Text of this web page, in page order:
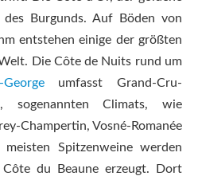
Burgunds. Auf Böden von
entstehen einige der größten
Die Côte de Nuits rund um
umfasst Grand-Cru-
sogenannten Climats, wie
Champertin, Vosné-Romanée
Spitzenweine werden
du Beaune erzeugt. Dort